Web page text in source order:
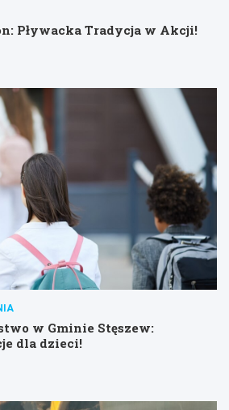
Pływacka Tradycja w Akcji!
w Gminie Stęszew:
dla dzieci!